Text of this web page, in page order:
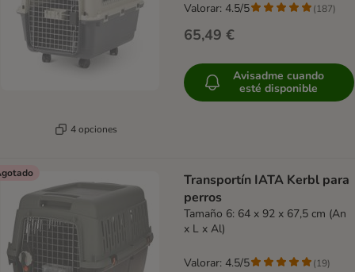
4 opciones
65,49 €
Valorar: 4.5/5 (187)
Avisadme cuando
esté disponible
Transportín IATA Kerbl para
perros
Tamaño 6: 64 x 92 x 67,5 cm (An
x L x Al)
Valorar: 4.5/5 (19)